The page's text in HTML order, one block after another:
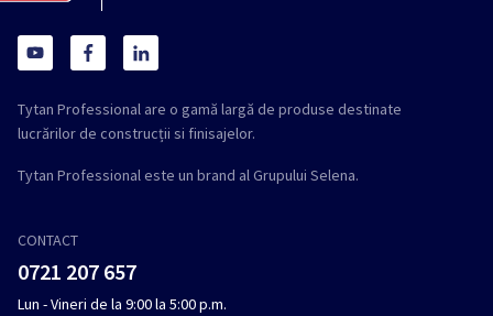
Tytan Professional are o gamă largă de produse destinate
lucrărilor de construcții si finisajelor.
Tytan Professional este un brand al Grupului Selena.
CONTACT
0721 207 657
Lun - Vineri de la 9:00 la 5:00 p.m.